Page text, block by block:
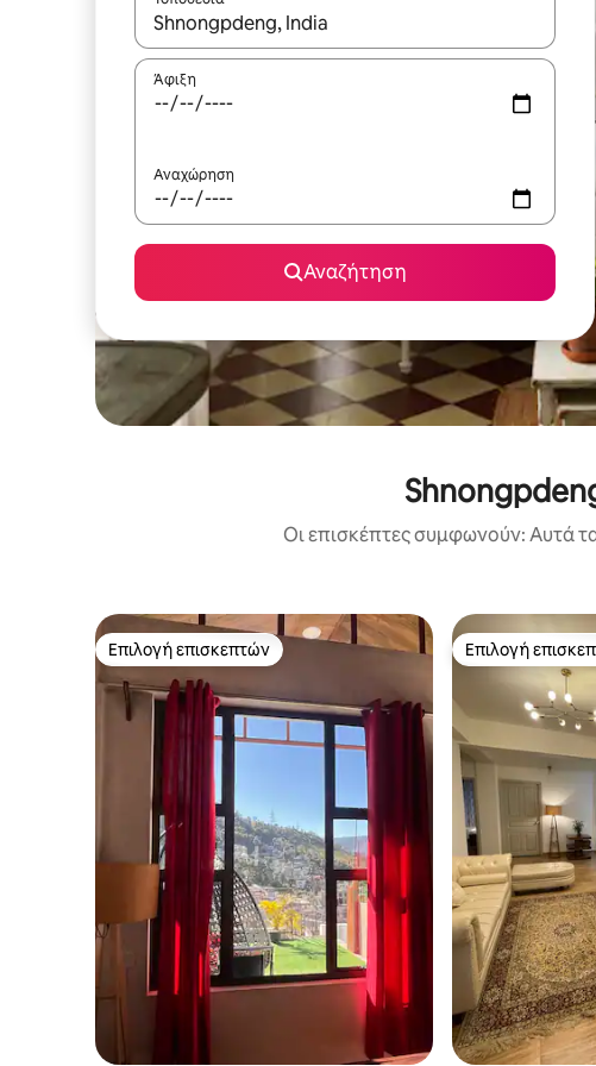
Όταν τα αποτελέσματα είναι διαθέσιμα, μπορείτε να
Άφιξη
Αναχώρηση
Αναζήτηση
Οι επισκέπτες συμφωνούν: Αυτά
Επιλογή επισκεπτών
Επιλογή επισκεπτών Επιλογή
Επιλογή